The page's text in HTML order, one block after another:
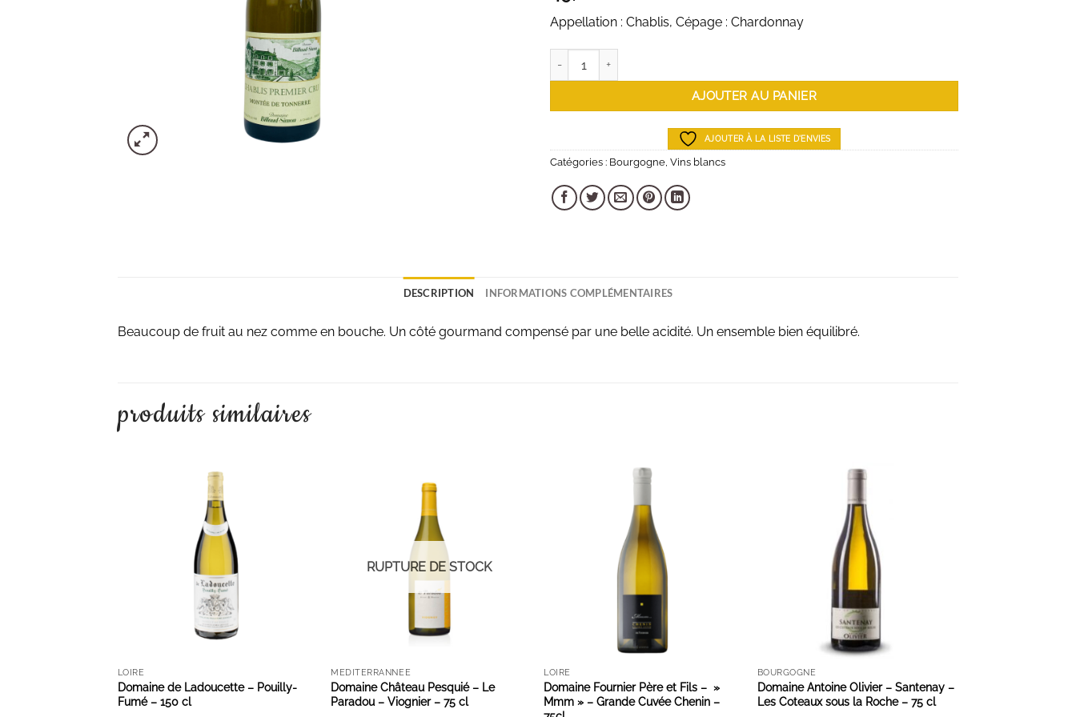
Appellation : Chablis, Cépage : Chardonnay
AJOUTER AU PANIER
AJOUTER À LA LISTE D'ENVIES
Catégories : Bourgogne, Vins blancs
DESCRIPTION INFORMATIONS COMPLÉMENTAIRES
Beaucoup de fruit au nez comme en bouche. Un côté gourmand compensé par une belle acidité. Un ensemble bien équilibré.
produits similaires
AJOUTER À LA LISTE D'ENVIES
LOIRE
Domaine de Ladoucette – Pouilly-
Fumé – 150 cl
AJOUTER À LA LISTE D'ENVIES
RUPTURE DE STOCK
MÉDITERRANNÉE
Domaine Château Pesquié – Le
Paradou – Viognier – 75 cl
AJOUTER À LA LISTE D'ENVIES
LOIRE
Domaine Fournier Père et Fils – »
Mmm » – Grande Cuvée Chenin –
AJOUTER À LA LISTE D'ENVIES
BOURGOGNE
Domaine Antoine Olivier – Santenay –
Les Coteaux sous la Roche – 75 cl